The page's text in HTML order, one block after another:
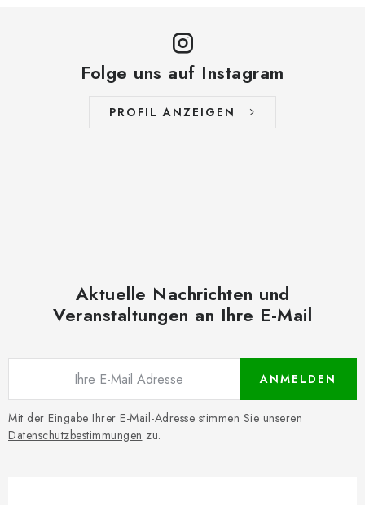
Folge uns auf Instagram
PROFIL ANZEIGEN
Aktuelle Nachrichten und
Veranstaltungen an Ihre E-Mail
Mit der Eingabe Ihrer E-Mail-Adresse stimmen Sie unseren
Datenschutzbestimmungen zu.
ANMELDEN